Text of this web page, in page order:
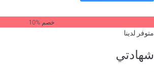
خصم %10
لدينا